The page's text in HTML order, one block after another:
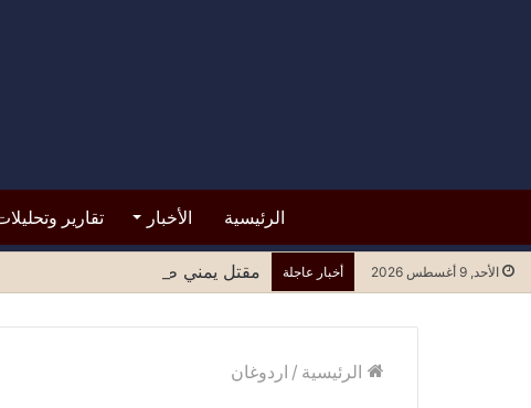
الرئيسية الأخبار تقارير
الأحد, 9 أغسطس 2026 أخبار عاجلة مقتل يمني طعناً في مسجد بمقديشو
الرئيسية / اردوغان